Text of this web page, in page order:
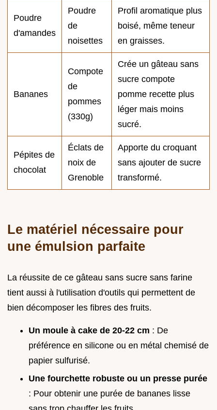
Poudre
d'amandes
Poudre
de
noisettes
Profil aromatique plus
boisé, même teneur
en graisses.
Bananes
Compote
de
pommes
(330g)
Crée un gâteau sans
sucre compote
pomme recette plus
léger mais moins
sucré.
Pépites de
chocolat
Éclats de
noix de
Grenoble
Apporte du croquant
sans ajouter de sucre
transformé.
Le matériel nécessaire pour
une émulsion parfaite
La réussite de ce gâteau sans sucre sans farine
tient aussi à l'utilisation d'outils qui permettent de
bien décomposer les fibres des fruits.
Un moule à cake de 20-22 cm : De
préférence en silicone ou en métal chemisé de
papier sulfurisé.
Une fourchette robuste ou un presse purée
: Pour obtenir une purée de bananes lisse